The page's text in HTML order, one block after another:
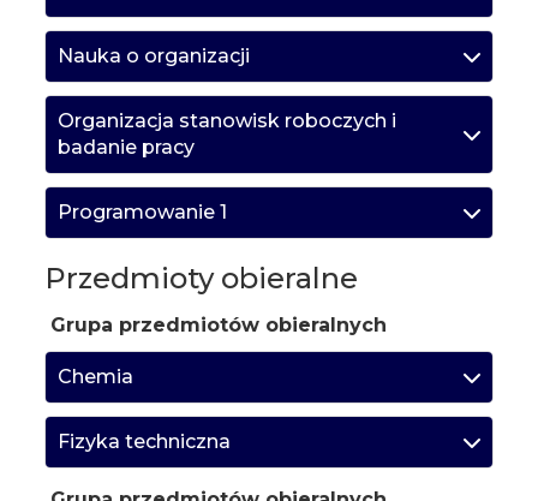
Nauka o organizacji
Organizacja stanowisk roboczych i
badanie pracy
Programowanie 1
Przedmioty obieralne
Grupa przedmiotów obieralnych
Chemia
Fizyka techniczna